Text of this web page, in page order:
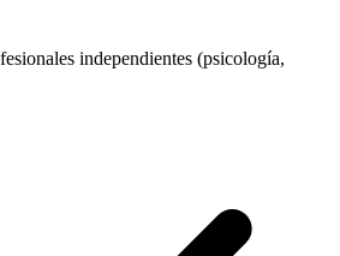
independientes (psicología,